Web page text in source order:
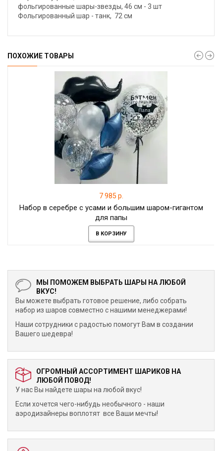
фольгированные шары-звезды, 46 см - 3 шт
Фольгированный шар - танк, 72 см
ПОХОЖИЕ ТОВАРЫ
7 985 р.
Набор в серебре с усами и большим шаром-гигантом
для папы
В КОРЗИНУ
МЫ ПОМОЖЕМ ВЫБРАТЬ ШАРЫ НА ЛЮБОЙ
ВКУС!
Вы можете выбрать готовое решение, либо собрать
набор из шаров совместно с нашими менеджерами!
Наши сотрудники с радостью помогут Вам в создании
Вашего шедевра!
ОГРОМНЫЙ АССОРТИМЕНТ ШАРИКОВ НА
ЛЮБОЙ ПОВОД!
У нас Вы найдете шары на любой вкус!
Если хочется чего-нибудь необычного - наши
аэродизайнеры воплотят все Ваши мечты!